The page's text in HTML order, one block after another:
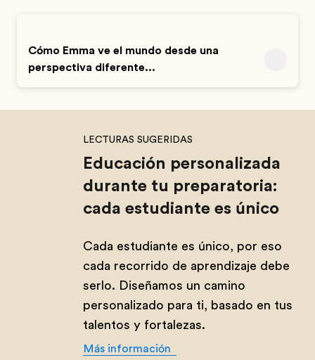
Cómo Emma ve el mundo desde una
perspectiva diferente...
LECTURAS SUGERIDAS
Educación personalizada
durante tu preparatoria:
cada estudiante es único
Cada estudiante es único, por eso
cada recorrido de aprendizaje debe
serlo. Diseñamos un camino
personalizado para ti, basado en tus
talentos y fortalezas.
Más información